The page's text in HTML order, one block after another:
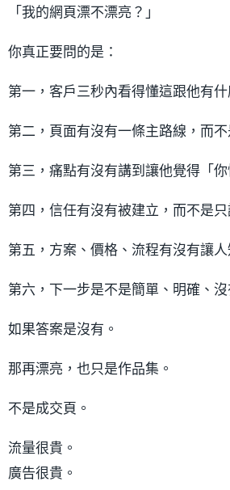
「我的網頁漂不漂亮？」
你真正要問的是：
第一，客戶三秒內看得懂這跟他有什
第二，頁面有沒有一條主路線，而不
第三，痛點有沒有講到讓他覺得「你
第四，信任有沒有被建立，而不是只
第五，方案、價格、流程有沒有讓人
第六，下一步是不是簡單、明確、沒
如果答案是沒有。
那再漂亮，也只是作品集。
不是成交頁。
流量很貴。
廣告很貴。